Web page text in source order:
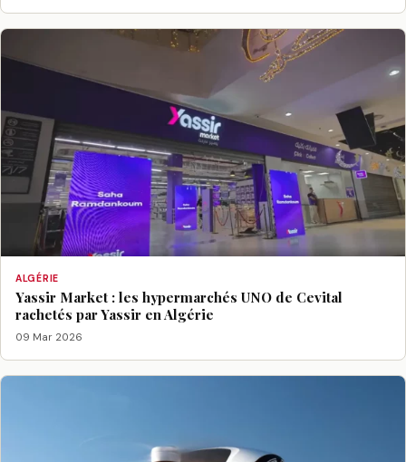
ALGÉRIE
Yassir Market : les hypermarchés UNO de Cevital
rachetés par Yassir en Algérie
09 Mar 2026